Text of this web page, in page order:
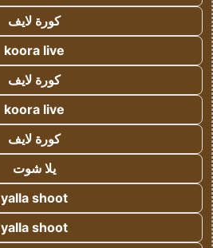
كورة لايف
koora live
كورة لايف
koora live
كورة لايف
يلا شوت
yalla shoot
yalla shoot